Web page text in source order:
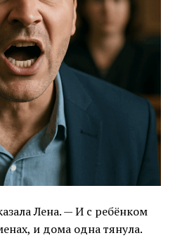
Лена. — И с ребёнком
и дома одна тянула.